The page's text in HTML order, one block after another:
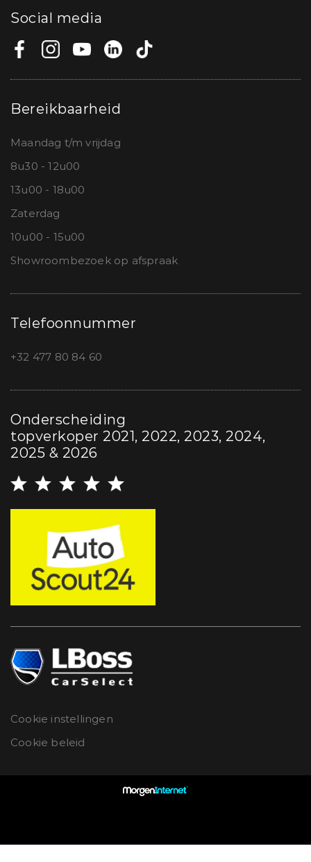
Social media
Bereikbaarheid
Maandag t/m vrijdag
8u30 - 12u00
13u00 - 18u00
Zaterdag
10u00 - 15u00
Showroombezoek op afspraak
Telefoonnummer
+32 477 80 84 60
Onderscheiding
topverkoper 2021, 2022, 2023, 2024,
2025 & 2026
Cookie instellingen
Cookie beleid